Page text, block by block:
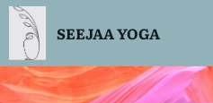
SEEJAA YOGA